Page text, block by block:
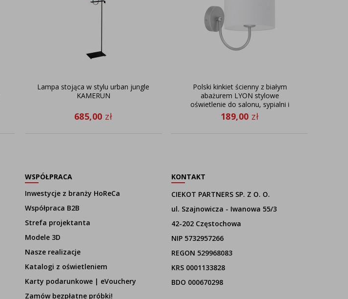
Lampa stojąca w stylu urban jungle
KAMERUN
685,00 zł
Polski kinkiet ścienny z białym
abażurem LYON stylowe
oświetlenie do salonu, sypialni i
pokoju dziecka
189,00 zł
WSPÓŁPRACA
Inwestycje z branży HoReCa
Współpraca B2B
Strefa projektanta
Modele 3D
Nasze realizacje
Katalogi z oświetleniem
Karty podarunkowe | eVouchery
Zamów bezpłatne próbki!
KONTAKT
CIEKOT PARTNERS SP. Z O. O.
ul. Szajnowicza - Iwanowa 55/3
42-202 Częstochowa
NIP 5732957266
REGON 529968083
KRS 0001133828
BDO 000670298